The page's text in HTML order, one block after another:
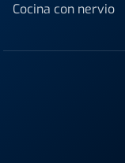
Cocina con nervio